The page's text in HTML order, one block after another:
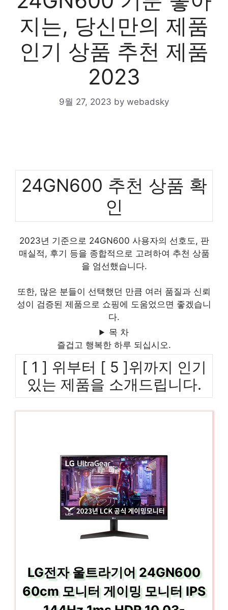
지는, 당신만의 제품
인기 상품 추천 제품
2023
9월 27, 2023 by webadsky
24GN600 추천 상품 확
인
2023년 기준으로 24GN600 사용자의 선호도, 판
매실적, 후기 등을 종합적으로 고려하여 추천 상품
을 엄선했습니다.
또한, 많은 분들이 선택했던 만큼 여러 품질과 신뢰
성이 검증된 제품으로 쇼핑에 도움었으면 좋겠습니
다.
목 차
즐겁고 행복한 하루 되십시오.
[ 1 ] 위부터 [ 5 ]위까지 인기
있는 제품을 소개드립니다.
LG전자 울트라기어 24GN600
60cm 모니터 게이밍 모니터 IPS